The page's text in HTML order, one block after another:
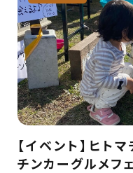
【イベント】ヒト
チンカーグルメフ